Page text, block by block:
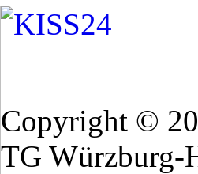
Copyright ©
TG Würzburg-